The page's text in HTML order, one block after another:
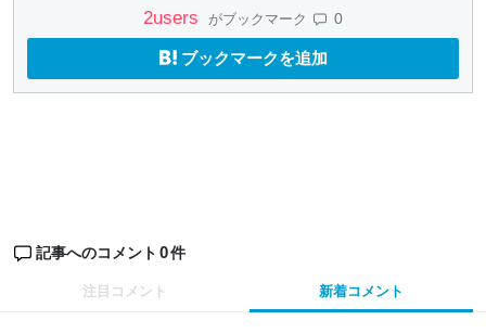
2users がブックマーク 0
ブックマークを追加
記事へのコメント 0件
注目コメント 新着コメント